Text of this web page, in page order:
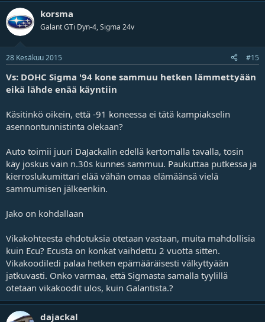
korsma
Galant GTi Dyn-4, Sigma 24v
28 Kesäkuu 2015 #15
Vs: DOHC Sigma '94 kone sammuu hetken lämmettyään
eikä lähde enää käyntiin
Käsitinkö oikein, että -91 koneessa ei tätä kampiakselin
asennontunnistinta olekaan?
Auto toimii juuri DaJackalin edellä kertomalla tavalla, tosin
käy joskus vain n.30s kunnes sammuu. Paukuttaa putkessa ja
kierroslukumittari elää vähän omaa elämäänsä vielä
sammumisen jälkeenkin.
Jako on kohdallaan
Vikakohteesta ehdotuksia otetaan vastaan, muita mahdollisia
kuin Ecu? Ecusta on konkat vaihdettu 2 vuotta sitten.
Vikakoodiledi palaa hetken epämääräisesti välkyttyään
jatkuvasti. Onko varmaa, että Sigmasta samalla tyylillä
otetaan vikakoodit ulos, kuin Galantista.?
dajackal